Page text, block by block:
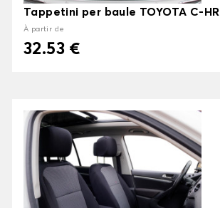
Tappetini per baule TOYOTA C-HR
À partir de
32.53 €